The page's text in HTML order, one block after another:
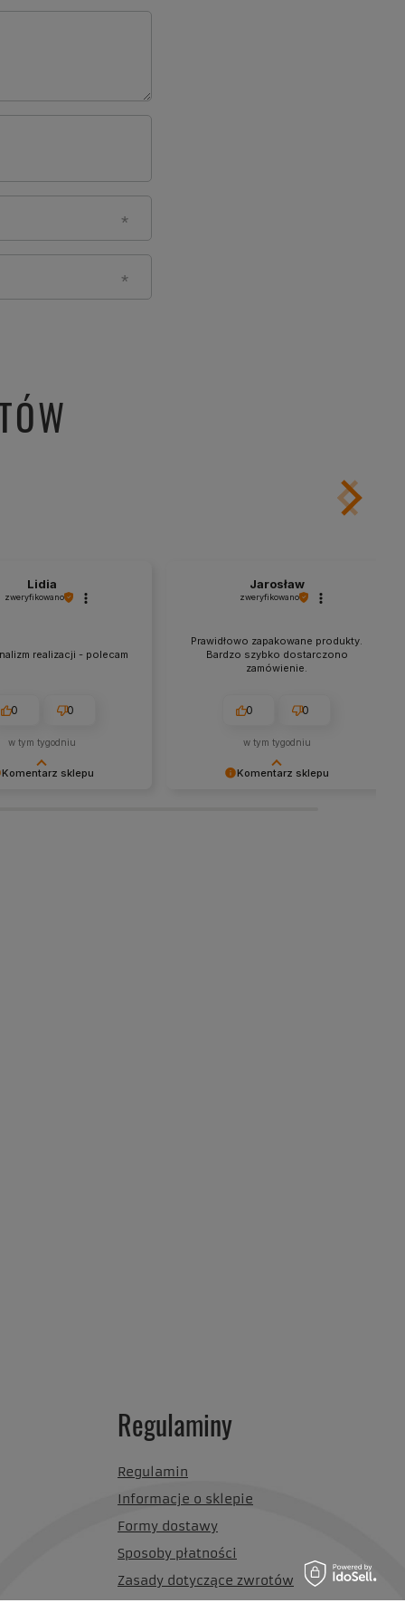
Komentarz sklepu
Dziękujemy raz
Lidia
zweryfikowano
realizacji - polecam
0 0
w tym tygodniu
Komentarz sklepu
Jarosław
zweryfikowano
Prawidłowo zapakowane produkty.
Bardzo szybko dostarczono
zamówienie.
0 0
w tym tygodniu
Regulaminy
Regulamin
Informacje o sklepie
Formy dostawy
Sposoby płatności
Zasady dotyczące zwrotów